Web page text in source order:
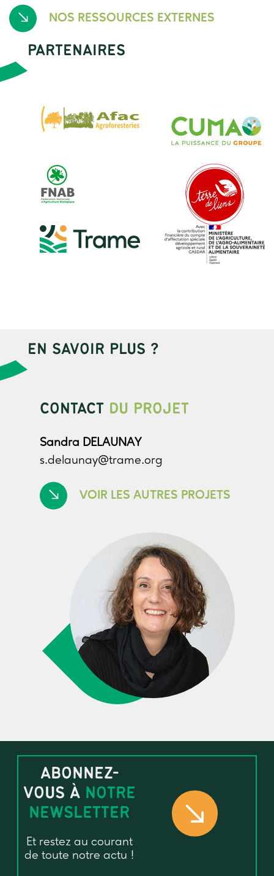
NOS RESSOURCES EXTERNES
PARTENAIRES
EN SAVOIR PLUS ?
CONTACT DU PROJET
Sandra DELAUNAY
s.delaunay@trame.org
VOIR LES AUTRES PROJETS
ABONNEZ-
VOUS À NOTRE
NEWSLETTER
Et restez au courant
de toute notre actu !